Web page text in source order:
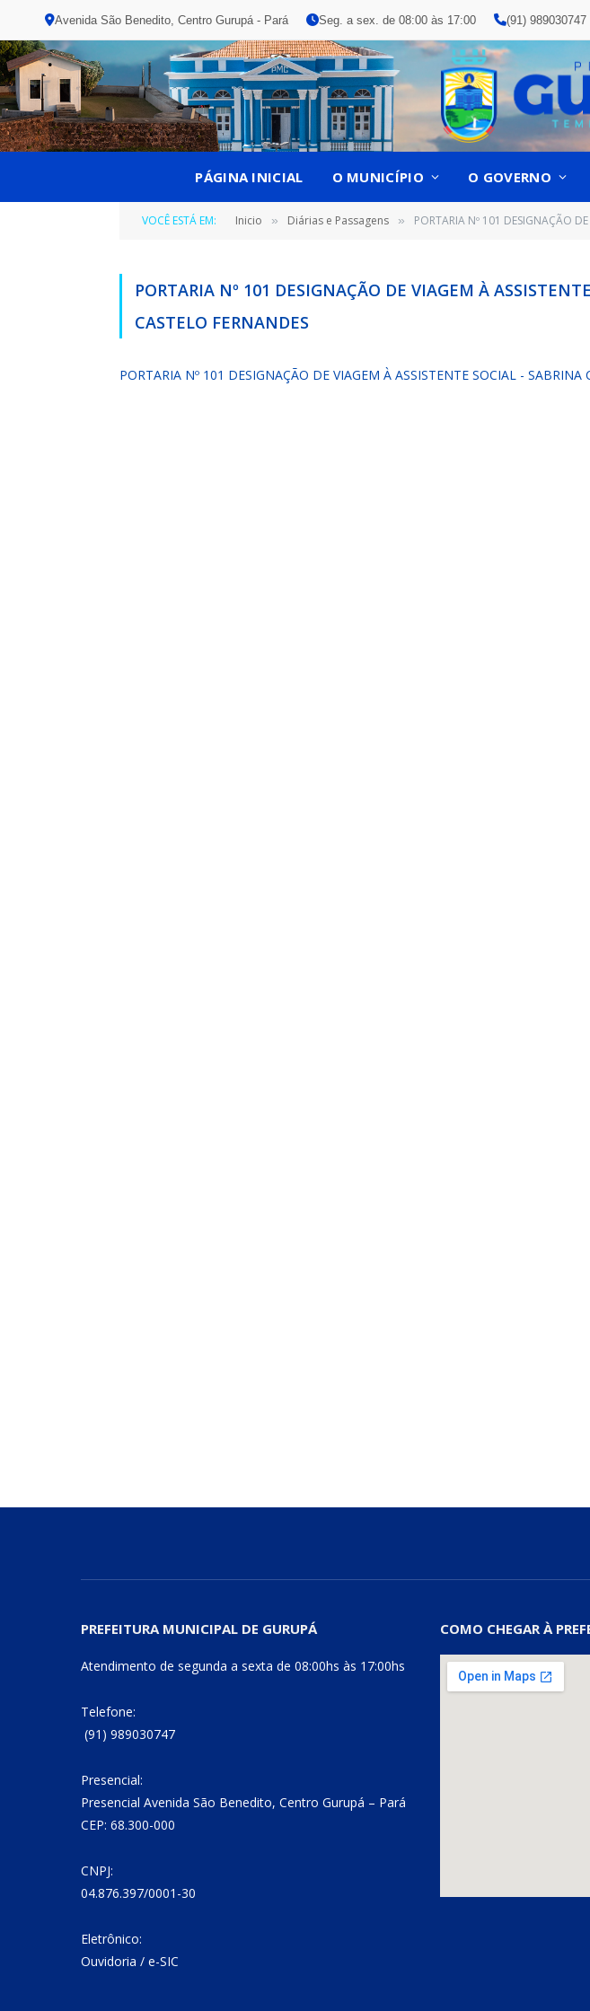
Avenida São Benedito, Centro Gurupá - Pará Seg. a sex. de 08:00 às 17:00 (91) 989030747
PÁGINA INICIAL O MUNICÍPIO O GOVERNO
VOCÊ ESTÁ EM: Inicio » Diárias e Passagens » PORTARIA Nº 101 DESIGNAÇÃO
PORTARIA Nº 101 DESIGNAÇÃO DE VIAGEM À
CASTELO FERNANDES
PORTARIA Nº 101 DESIGNAÇÃO DE VIAGEM À ASSISTENTE SOCIAL - SABRINA
PREFEITURA MUNICIPAL DE GURUPÁ
Atendimento de segunda a sexta de 08:00hs às 17:00hs
Telefone:
(91) 989030747
Presencial:
Presencial Avenida São Benedito, Centro Gurupá – Pará
CEP: 68.300-000
CNPJ:
04.876.397/0001-30
Eletrônico:
Ouvidoria / e-SIC
COMO CHEGAR À